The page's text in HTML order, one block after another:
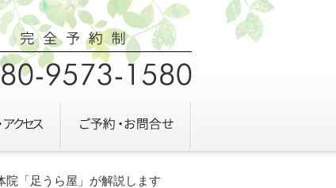
院「足うら屋」が解説します